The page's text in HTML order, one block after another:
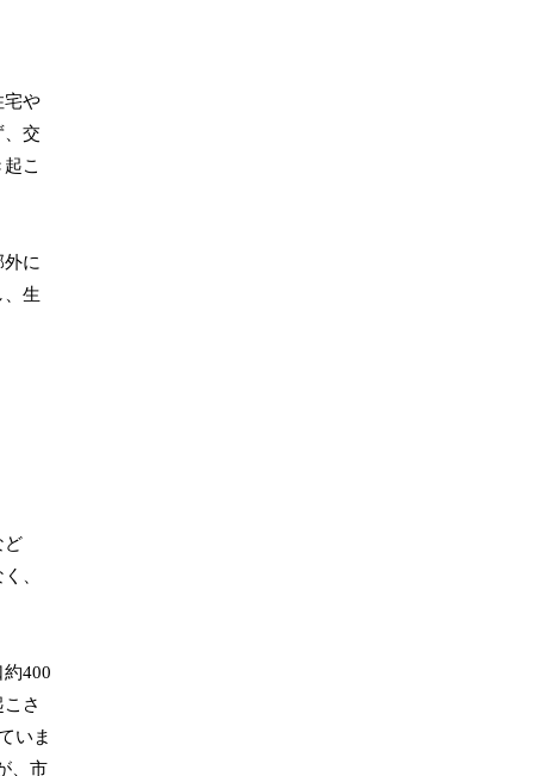
宅や
、交
こ
外に
、生
ど
、
400
さ
いま
、市